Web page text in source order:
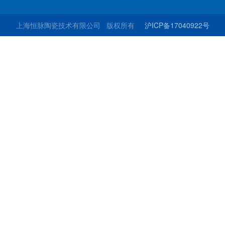
上海恒脉陶瓷技术有限公司 版权所有 沪ICP备17040922号